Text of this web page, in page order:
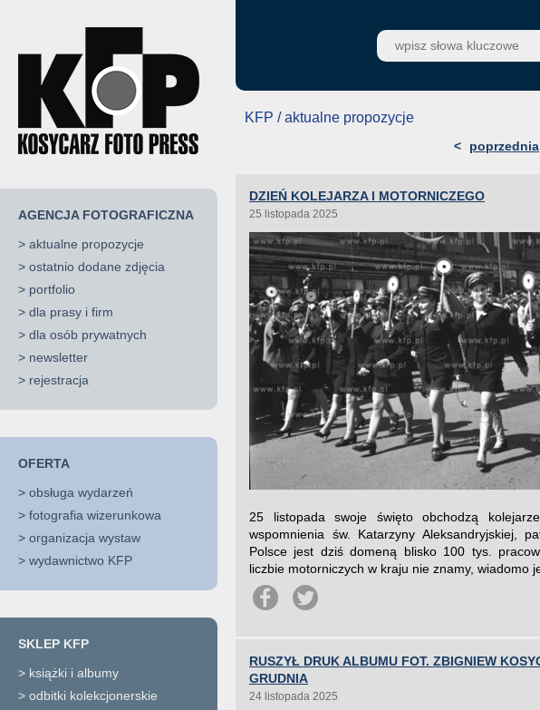
AGENCJA FOTOGRAFICZNA
> aktualne propozycje
> ostatnio dodane zdjęcia
> portfolio
> dla prasy i firm
> dla osób prywatnych
> newsletter
> rejestracja
OFERTA
> obsługa wydarzeń
> fotografia wizerunkowa
> organizacja wystaw
> wydawnictwo KFP
SKLEP KFP
> książki i albumy
> odbitki kolekcjonerskie
KFP / aktualne propozycje
<
poprzednia
DZIEŃ KOLEJARZA I MOTORNICZEGO
25 listopada 2025
25 listopada swoje święto obchodzą
wspomnienia św. Katarzyny Aleksandryjskiej,
Polsce jest dziś domeną blisko 100 tys.
liczbie motorniczych w kraju nie znamy, wiadomo
RUSZYŁ DRUK ALBUMU FOT. ZBIGNIEW
GRUDNIA
24 listopada 2025